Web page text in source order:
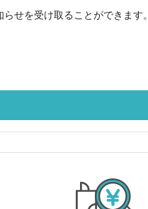
せを受け取ることができます。